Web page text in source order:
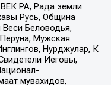
РА, Рада земли
Русь, Община
Беловодья,
Мужская
Нурджулар, К
Иеговы,
мувахидов,